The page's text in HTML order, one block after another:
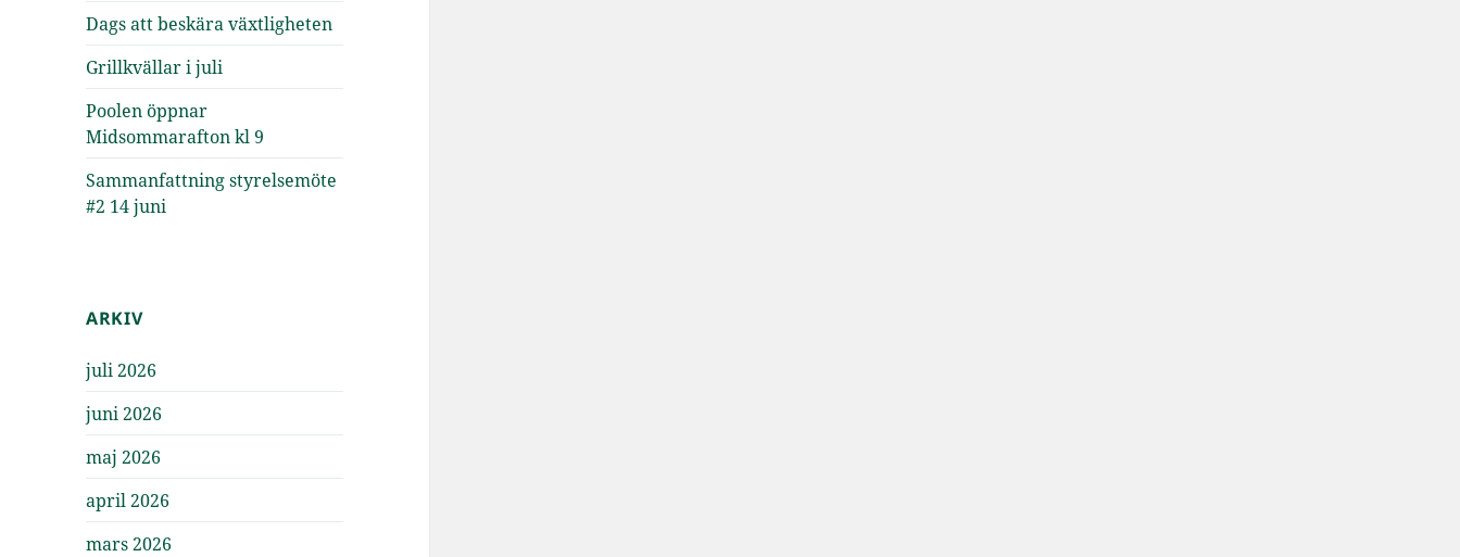
Dags att beskära växtligheten
Grillkvällar i juli
Poolen öppnar
Midsommarafton kl 9
Sammanfattning styrelsemöte
#2 14 juni
ARKIV
juli 2026
juni 2026
maj 2026
april 2026
mars 2026